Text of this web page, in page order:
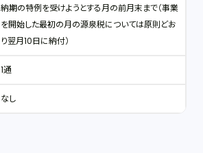
納期の特例を受けようとする月の前月末まで（事業
を開始した最初の月の源泉税については原則どお
り翌月10日に納付）
1通
なし